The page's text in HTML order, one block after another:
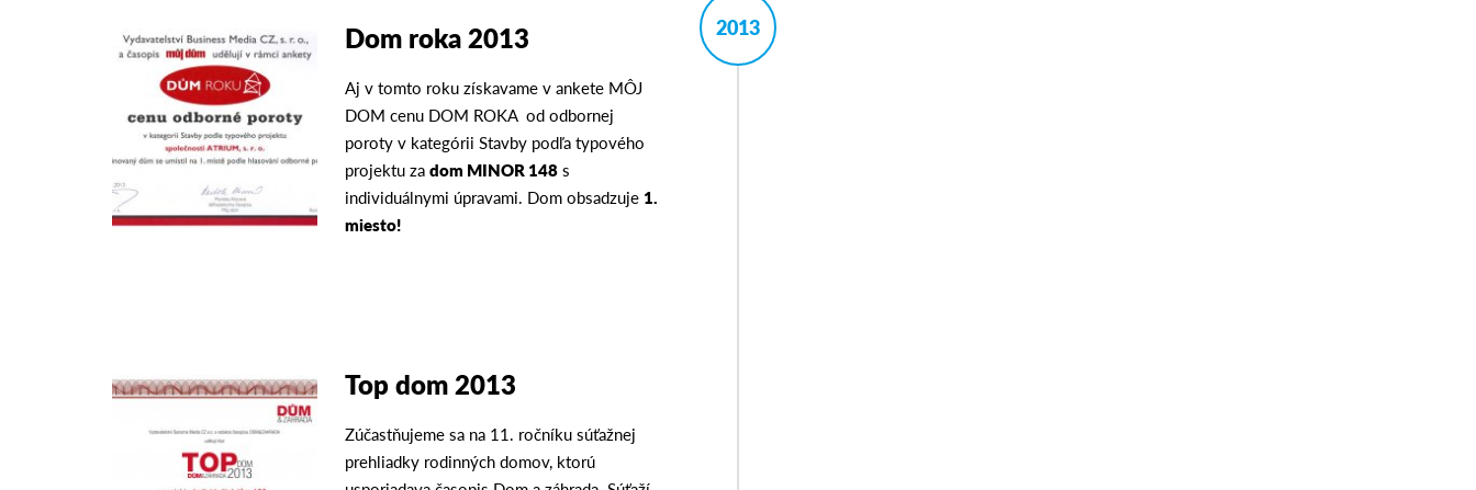
2013
Dom roka 2013
Aj v tomto roku získavame v ankete MÔJ
DOM cenu DOM ROKA od odbornej
poroty v kategórii Stavby podľa typového
projektu zadom MINOR 148s
individuálnymi úpravami. Dom obsadzuje 1.
miesto!
Top dom 2013
Zúčastňujeme sa na 11. ročníku súťažnej
prehliadky rodinných domov, ktorú